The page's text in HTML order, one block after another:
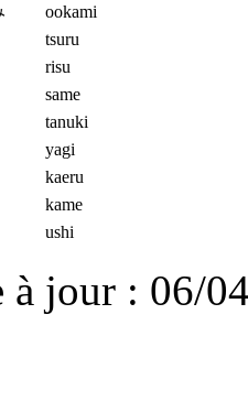
ookami
tsuru
risu
same
tanuki
yagi
kaeru
kame
ushi
à jour : 06/